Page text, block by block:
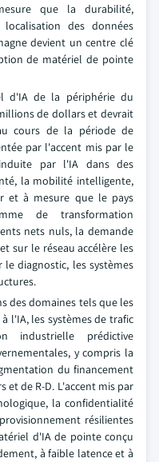
que la durabilité,
des données
devient un centre clé
de matériel de pointe
d'IA de la périphérie du
de dollars et devrait
cours de la période de
par l'accent mis par le
par l'IA dans des
la mobilité intelligente,
et à mesure que le pays
de transformation
nets nuls, la demande
sur le réseau accélère les
diagnostic, les systèmes
des domaines tels que les
l'IA, les systèmes de trafic
industrielle prédictive
y compris la
du financement
et de R-D. L'accent mis par
la confidentialité
résilientes
d'IA de pointe conçu
à faible latence et à